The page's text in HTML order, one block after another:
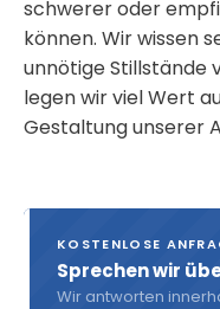
schwerer oder
können. Wir wissen
unnötige Stillstände
legen wir viel Wert
Gestaltung unserer
KOSTENLOSE
Sprechen wir
Wir antworten